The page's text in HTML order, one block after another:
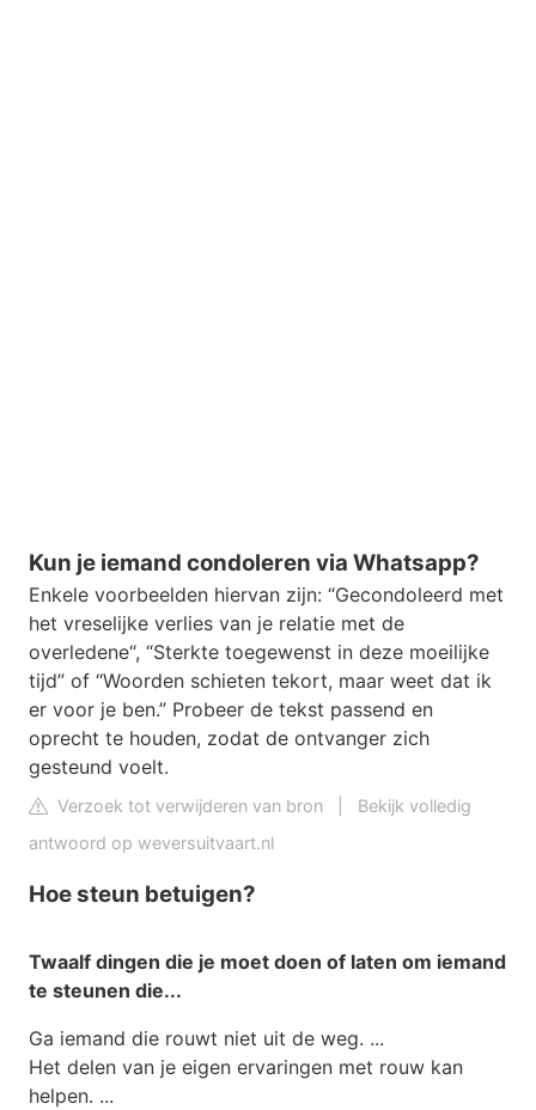
Kun je iemand condoleren via Whatsapp?
Enkele voorbeelden hiervan zijn: “Gecondoleerd met
het vreselijke verlies van je relatie met de
overledene“, “Sterkte toegewenst in deze moeilijke
tijd” of “Woorden schieten tekort, maar weet dat ik
er voor je ben.” Probeer de tekst passend en
oprecht te houden, zodat de ontvanger zich
gesteund voelt.
Verzoek tot verwijderen van bron
Bekijk volledig
antwoord op weversuitvaart.nl
Hoe steun betuigen?
Twaalf dingen die je moet doen of laten om iemand
te steunen die...
Ga iemand die rouwt niet uit de weg. ...
Het delen van je eigen ervaringen met rouw kan
helpen. ...